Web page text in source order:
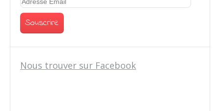
Nous trouver sur Facebook